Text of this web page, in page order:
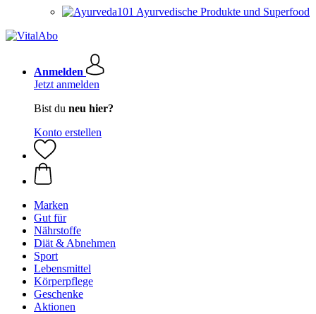
Ayurvedische Produkte und Superfood
Anmelden
Jetzt anmelden
Bist du neu hier?
Konto erstellen
Marken
Gut für
Nährstoffe
Diät & Abnehmen
Sport
Lebensmittel
Körperpflege
Geschenke
Aktionen